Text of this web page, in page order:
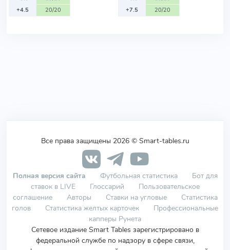
+4.5
20/20
+7.5
20/20
Все права защищены 2026 © Smart-tables.ru
Полная версия сайта Футбольная статистика
Бот для
ставок в LIVE
Глоссарий
Пользовательское
соглашение
Авторы Ставки на угловые
Статистика
голов
Статистика желтых карточек
Профессиональные
капперы Рунета
Сетевое издание Smart Tables зарегистрировано в
федеральной службе по надзору в сфере связи,